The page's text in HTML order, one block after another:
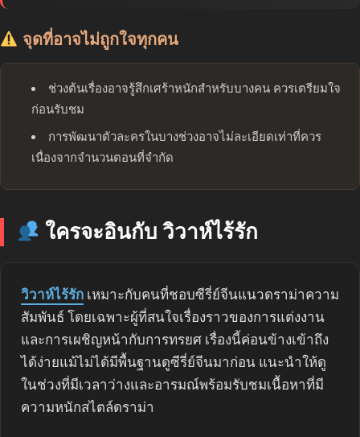
จุดที่อาจไม่ถูกใจทุกคน
ช่วงต้นเรื่องอาจรู้สึกเศร้าหนักสำหรับบางคน ควรเตรียมใจ
ก่อนรับชม
การพัฒนาตัวละครในบางช่วงอาจไม่ละเอียดเท่าที่ควร
เนื่องจากจำนวนตอนที่จำกัด
ใครจะอินกับ วิวาห์ไร้รัก
วิวาห์ไร้รัก เหมาะกับคนที่ชอบซีรี่ย์จีนแนวดราม่าความ
สัมพันธ์ โดยเฉพาะผู้ที่สนใจเรื่องราวของการแต่งงาน
และการเผชิญหน้ากับการทรยศ เรื่องนี้ค่อนข้างเข้าถึง
ได้ง่ายแม้ไม่ได้มีพื้นฐานดูซีรี่ย์จีนมาก่อน แนะนำให้ดู
ในช่วงที่มีเวลาว่างและอารมณ์พร้อมรับชมเนื้อหาที่มี
ความหนักสไตล์ดราม่า